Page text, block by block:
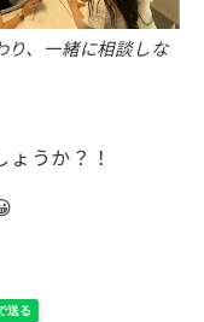
り、一緒に相談しな
うか？！